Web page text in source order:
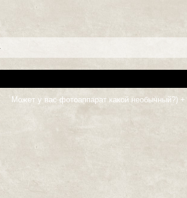
Может у вас фотоаппарат какой необычный?) +